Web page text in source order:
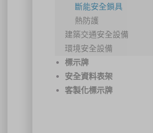
斷能安全鎖具
熱防護
建築交通安全設備
環境安全設備
標示牌
安全資料表架
客製化標示牌